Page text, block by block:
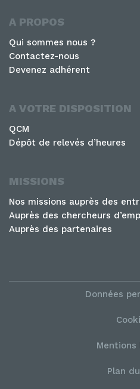
A PROPOS
Qui sommes nous ?
Contactez-nous
Devenez adhérent
A VOTRE DISPOSITION
QCM
Dépôt de relevés d’heures
MISSIONS
Nos missions auprès des
Auprès des chercheurs
Auprès des partenaires
Données
Mentions
Plan